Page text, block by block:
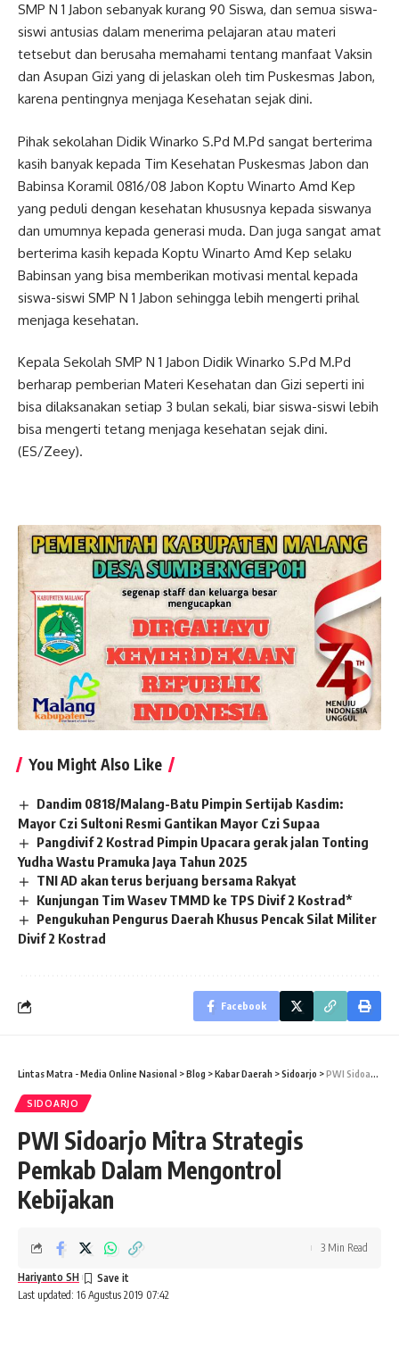
SMP N 1 Jabon sebanyak kurang 90 Siswa, dan semua siswa-
siswi antusias dalam menerima pelajaran atau materi
tetsebut dan berusaha memahami tentang manfaat Vaksin
dan Asupan Gizi yang di jelaskan oleh tim Puskesmas Jabon,
karena pentingnya menjaga Kesehatan sejak dini.
Pihak sekolahan Didik Winarko S.Pd M.Pd sangat berterima
kasih banyak kepada Tim Kesehatan Puskesmas Jabon dan
Babinsa Koramil 0816/08 Jabon Koptu Winarto Amd Kep
yang peduli dengan kesehatan khususnya kepada siswanya
dan umumnya kepada generasi muda. Dan juga sangat amat
berterima kasih kepada Koptu Winarto Amd Kep selaku
Babinsan yang bisa memberikan motivasi mental kepada
siswa-siswi SMP N 1 Jabon sehingga lebih mengerti prihal
menjaga kesehatan.
Kepala Sekolah SMP N 1 Jabon Didik Winarko S.Pd M.Pd
berharap pemberian Materi Kesehatan dan Gizi seperti ini
bisa dilaksanakan setiap 3 bulan sekali, biar siswa-siswi lebih
bisa mengerti tetang menjaga kesehatan sejak dini.
(ES/Zeey).
You Might Also Like
Dandim 0818/Malang-Batu Pimpin Sertijab Kasdim:
Mayor Czi Sultoni Resmi Gantikan Mayor Czi Supaa
Pangdivif 2 Kostrad Pimpin Upacara gerak jalan Tonting
Yudha Wastu Pramuka Jaya Tahun 2025
TNI AD akan terus berjuang bersama Rakyat
Kunjungan Tim Wasev TMMD ke TPS Divif 2 Kostrad*
Pengukuhan Pengurus Daerah Khusus Pencak Silat Militer
Divif 2 Kostrad
Facebook
Lintas Matra - Media Online Nasional >Blog >Kabar Daerah >Sidoarjo >PWI Sidoarjo Mitra Strategis Pemkab Dalam Mengontrol Kebijakan
SIDOARJO
PWI Sidoarjo Mitra Strategis
Pemkab Dalam Mengontrol
Kebijakan
Last updated: 16 Agustus 2019 07:42
Hariyanto SH
3 Min Read